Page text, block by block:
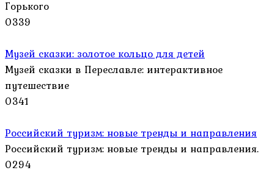
Горького
0339
Музей сказки: золотое кольцо для детей
Музей сказки в Переславле: интерактивное
путешествие
0341
Российский туризм: новые тренды и направления
Российский туризм: новые тренды и направления.
0294